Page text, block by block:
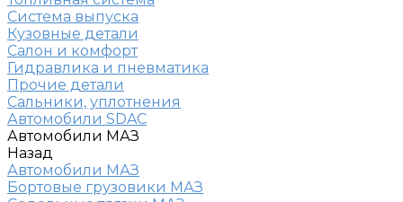
Система выпуска
Кузовные детали
Салон и комфорт
Гидравлика и пневматика
Прочие детали
Сальники, уплотнения
Автомобили SDAC
Автомобили МАЗ
Назад
Автомобили МАЗ
Бортовые грузовики МАЗ